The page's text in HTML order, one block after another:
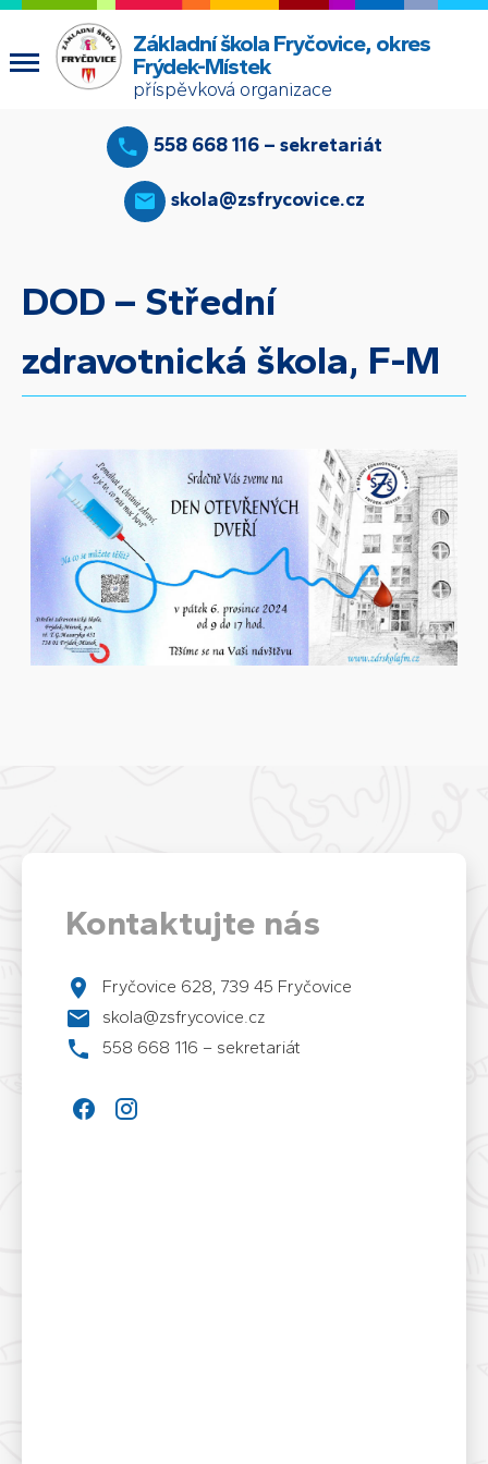
Základní škola Fryčovice, okres
Frýdek-Místek
příspěvková organizace
558 668 116 – sekretariát
skola@zsfrycovice.cz
DOD – Střední
zdravotnická škola, F-M
Kontaktujte nás
Fryčovice 628, 739 45 Fryčovice
skola@zsfrycovice.cz
558 668 116 – sekretariát